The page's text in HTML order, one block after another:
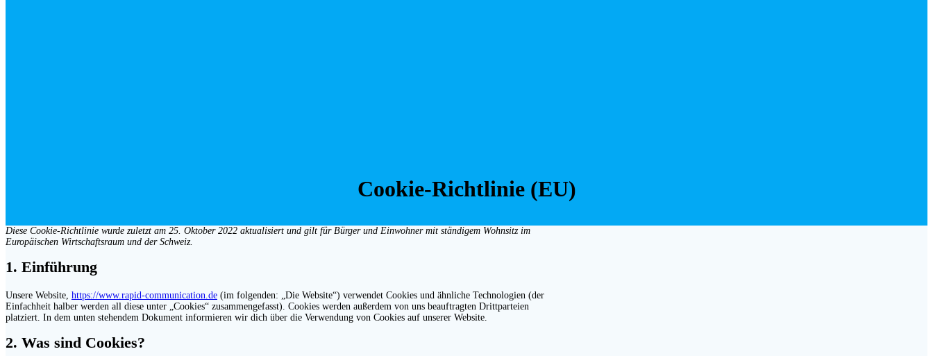
Cookie-Richtlinie (EU)
Diese Cookie-Richtlinie wurde zuletzt am 25. Oktober 2022 aktualisiert und gilt für Bürger und Einwohner mit ständigem Wohnsitz im
Europäischen Wirtschaftsraum und der Schweiz.
1. Einführung
Unsere Website, https://www.rapid-communication.de (im folgenden: „Die Website“) verwendet Cookies und ähnliche Technologien (der
Einfachheit halber werden all diese unter „Cookies“ zusammengefasst). Cookies werden außerdem von uns beauftragten Drittparteien
platziert. In dem unten stehendem Dokument informieren wir dich über die Verwendung von Cookies auf unserer Website.
2. Was sind Cookies?